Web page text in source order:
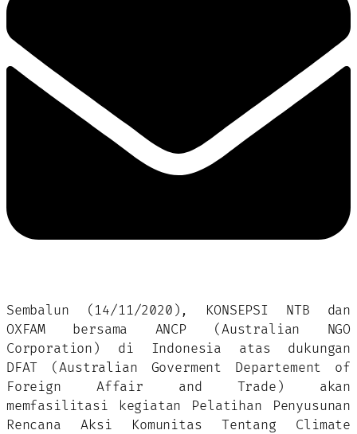
Sembalun (14/11/2020), KONSEPSI NTB dan
OXFAM bersama ANCP (Australian NGO
Corporation) di Indonesia atas dukungan
DFAT (Australian Goverment Departement of
Foreign Affair and Trade) akan
memfasilitasi kegiatan Pelatihan Penyusunan
Rencana Aksi Komunitas Tentang Climate